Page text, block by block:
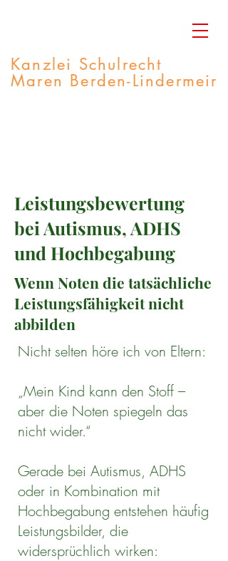
Kanzlei Schulrecht
Maren Berden-Lindermeir
Leistungsbewertung
bei Autismus, ADHS
und Hochbegabung
Wenn Noten die tatsächliche
Leistungsfähigkeit nicht
abbilden
Nicht selten höre ich von Eltern:
„Mein Kind kann den Stoff –
aber die Noten spiegeln das
nicht wider.“
Gerade bei Autismus, ADHS
oder in Kombination mit
Hochbegabung entstehen häufig
Leistungsbilder, die
widersprüchlich wirken: